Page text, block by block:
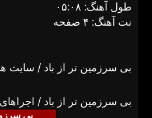
طول آهنگ: ۰۵:۰۸
نت آهنگ: ۴ صفحه
بی سرزمین تر از باد / سایت
بی سرزمین تر از باد / اجراهای
بی